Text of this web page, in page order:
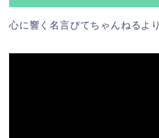
心に響く名言ぴてちゃんねるより